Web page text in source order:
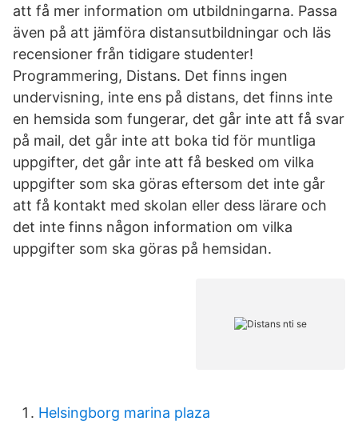
att få mer information om utbildningarna. Passa
även på att jämföra distansutbildningar och läs
recensioner från tidigare studenter!
Programmering, Distans. Det finns ingen
undervisning, inte ens på distans, det finns inte
en hemsida som fungerar, det går inte att få svar
på mail, det går inte att boka tid för muntliga
uppgifter, det går inte att få besked om vilka
uppgifter som ska göras eftersom det inte går
att få kontakt med skolan eller dess lärare och
det inte finns någon information om vilka
uppgifter som ska göras på hemsidan.
Helsingborg marina plaza